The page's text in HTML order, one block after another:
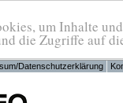
um Inhalte
die Zugriffe auf
Datenschutzerklärung